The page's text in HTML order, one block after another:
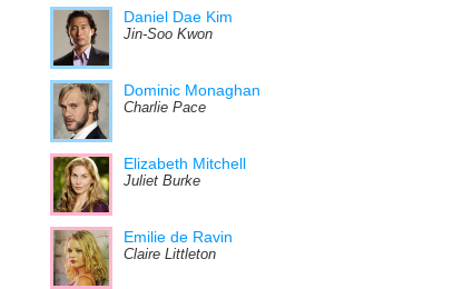
Daniel Dae Kim
Jin-Soo Kwon
Dominic Monaghan
Charlie Pace
Elizabeth Mitchell
Juliet Burke
Emilie de Ravin
Claire Littleton